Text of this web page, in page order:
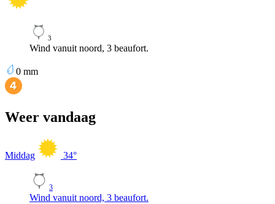
3
Wind vanuit noord, 3 beaufort.
0 mm
Weer vandaag
Middag 34°
3
Wind vanuit noord, 3 beaufort.